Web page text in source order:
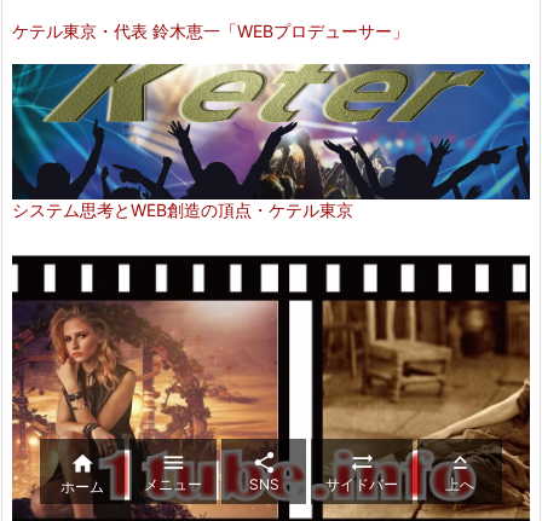
ケテル東京・代表 鈴木恵一「WEBプロデューサー」
システム思考とWEB創造の頂点・ケテル東京

ホーム

メニュー

SNS

サイドバー

上へ